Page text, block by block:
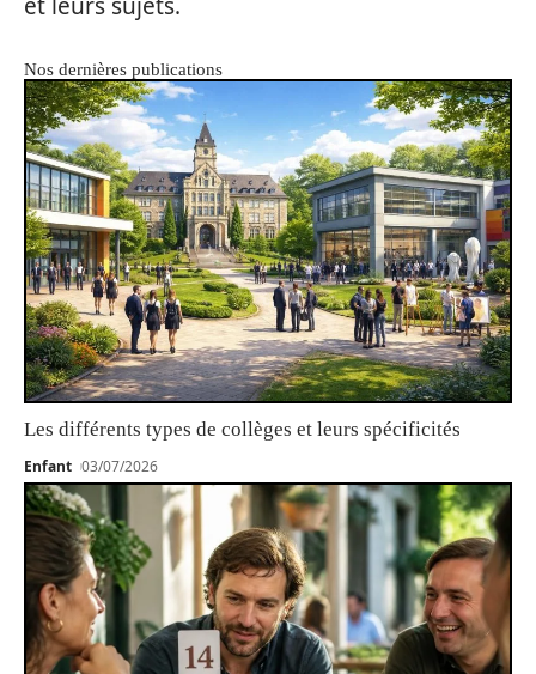
et leurs sujets.
Nos dernières publications
Les différents types de collèges et leurs spécificités
Enfant 03/07/2026